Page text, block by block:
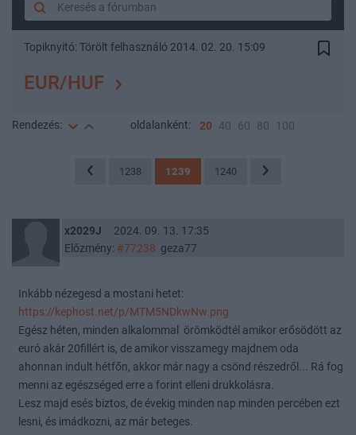
Topiknyitó: Törölt felhasználó 2014. 02. 20. 15:09
EUR/HUF
Rendezés: oldalanként: 20 40 60 80 100
1238 1239 1240
x2029J
2024. 09. 13. 17:35
Előzmény: #77238 geza77
Inkább nézegesd a mostani hetet:
https://kephost.net/p/MTM5NDkwNw.png
Egész héten, minden alkalommal örömködtél amikor erősödött az
euró akár 20fillért is, de amikor visszamegy majdnem oda
ahonnan indult hétfőn, akkor már nagy a csönd részedről... Rá fog
menni az egészséged erre a forint elleni drukkolásra.
Lesz majd esés biztos, de évekig minden nap minden percében ezt
lesni, és imádkozni, az már beteges.